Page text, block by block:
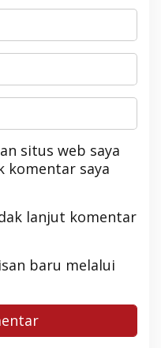
situs web saya
komentar saya
lanjut komentar
baru melalui